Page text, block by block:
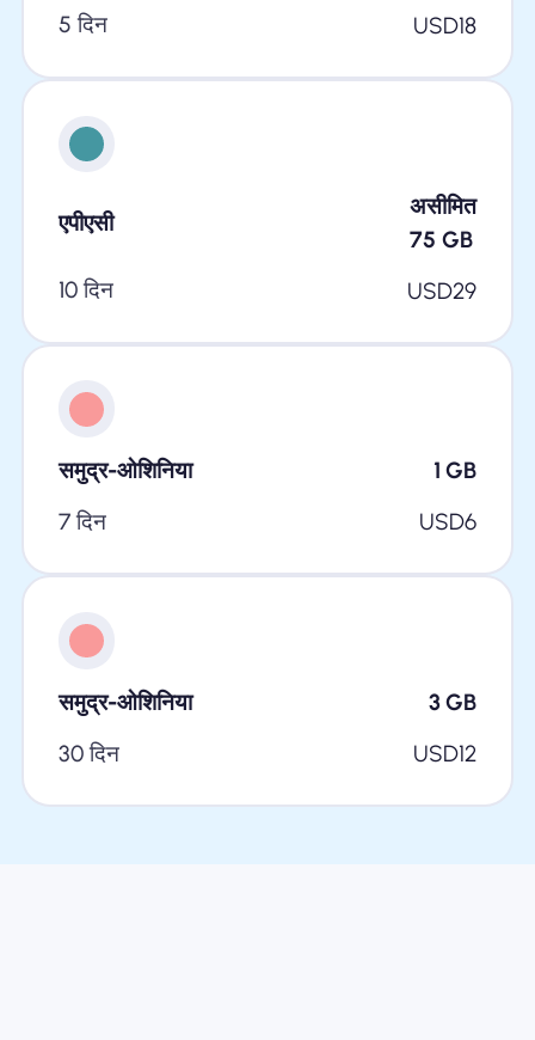
5 दिन
USD18
एपीएसी
असीमित
75 GB
10 दिन
USD29
समुद्र-ओशिनिया 1 GB
7 दिन
USD6
समुद्र-ओशिनिया 3 GB
30 दिन
USD12